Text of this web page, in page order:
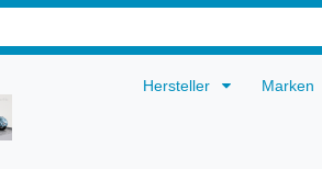
Hersteller Marken